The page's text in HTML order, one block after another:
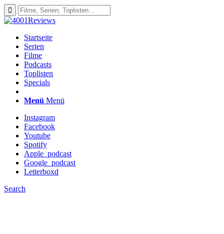
Startseite
Serien
Filme
Podcasts
Toplisten
Specials
Menü Menü
Instagram
Facebook
Youtube
Spotify
Apple_podcast
Google_podcast
Letterboxd
Search